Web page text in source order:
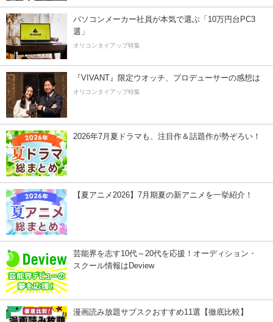
パソコンメーカー社員が本気で選ぶ「10万円台PC3
選」
オリコンタイアップ特集
『VIVANT』限定ウオッチ、プロデューサーの感想は
オリコンタイアップ特集
2026年7月夏ドラマも、注目作＆話題作が勢ぞろい！
【夏アニメ2026】7月期夏の新アニメを一挙紹介！
芸能界を志す10代～20代を応援！オーディション・
スクール情報はDeview
漫画読み放題サブスクおすすめ11選【徹底比較】